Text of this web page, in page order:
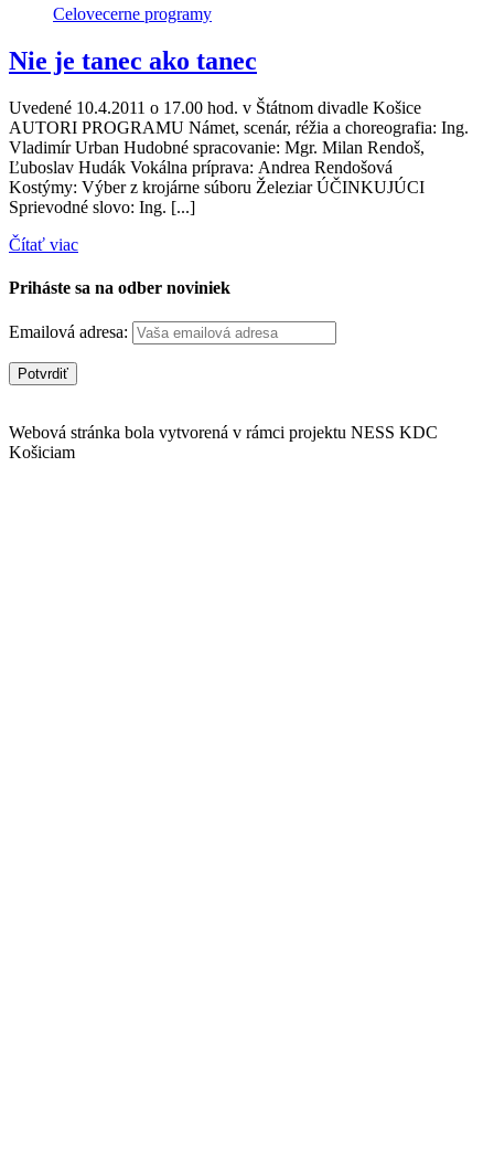
Celovecerne programy
Nie je tanec ako tanec
Uvedené 10.4.2011 o 17.00 hod. v Štátnom divadle Košice
AUTORI PROGRAMU Námet, scenár, réžia a choreografia: Ing.
Vladimír Urban Hudobné spracovanie: Mgr. Milan Rendoš,
Ľuboslav Hudák Vokálna príprava: Andrea Rendošová
Kostýmy: Výber z krojárne súboru Železiar ÚČINKUJÚCI
Sprievodné slovo: Ing. [...]
Čítať viac
Priháste sa na odber noviniek
Emailová adresa:
Webová stránka bola vytvorená v rámci projektu NESS KDC
Košiciam